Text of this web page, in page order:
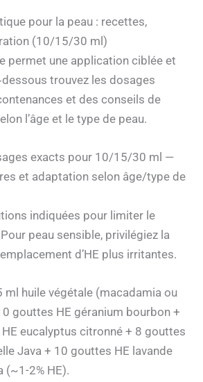
pour la peau : recettes,
(10/15/30 ml)
permet une application ciblée et
trouvez les dosages
et des conseils de
l’âge et le type de peau.
exacts pour 10/15/30 ml —
et adaptation selon âge/type de
indiquées pour limiter le
peau sensible, privilégiez la
d’HE plus irritantes.
ml huile végétale (macadamia ou
gouttes HE géranium bourbon +
eucalyptus citronné + 8 gouttes
Java + 10 gouttes HE lavande
(~1-2% HE).